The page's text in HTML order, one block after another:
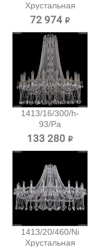
Хрустальная
подвесная...
72 974 ₽
1413/16/300/h-
93/Pa
Хрустальная...
133 280 ₽
1413/20/460/Ni
Хрустальная